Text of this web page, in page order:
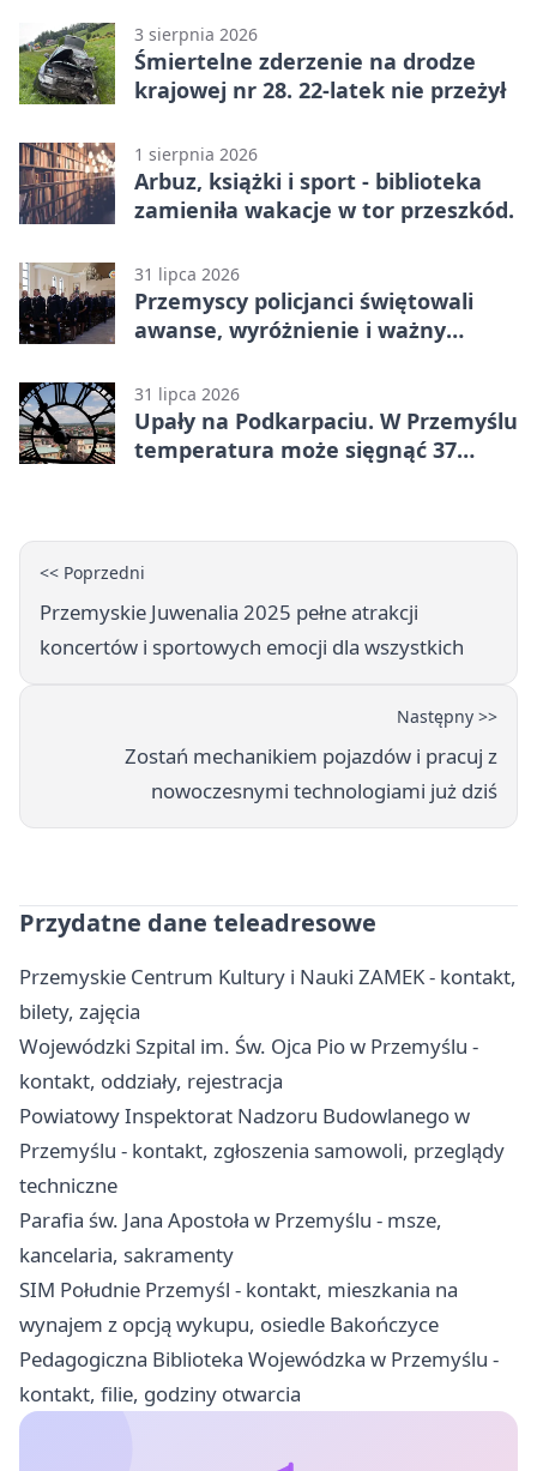
3 sierpnia 2026
Śmiertelne zderzenie na drodze
krajowej nr 28. 22-latek nie przeżył
1 sierpnia 2026
Arbuz, książki i sport - biblioteka
zamieniła wakacje w tor przeszkód.
31 lipca 2026
Przemyscy policjanci świętowali
awanse, wyróżnienie i ważny
31 lipca 2026
Upały na Podkarpaciu. W Przemyślu
temperatura może sięgnąć 37
<< Poprzedni
Przemyskie Juwenalia 2025 pełne atrakcji
koncertów i sportowych emocji dla wszystkich
Następny >>
Zostań mechanikiem pojazdów i pracuj z
nowoczesnymi technologiami już dziś
Przydatne dane teleadresowe
Przemyskie Centrum Kultury i Nauki ZAMEK - kontakt,
bilety, zajęcia
Wojewódzki Szpital im. Św. Ojca Pio w Przemyślu -
kontakt, oddziały, rejestracja
Powiatowy Inspektorat Nadzoru Budowlanego w
Przemyślu - kontakt, zgłoszenia samowoli, przeglądy
techniczne
Parafia św. Jana Apostoła w Przemyślu - msze,
kancelaria, sakramenty
SIM Południe Przemyśl - kontakt, mieszkania na
wynajem z opcją wykupu, osiedle Bakończyce
Pedagogiczna Biblioteka Wojewódzka w Przemyślu -
kontakt, filie, godziny otwarcia